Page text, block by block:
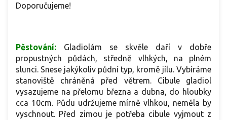
Doporučujeme!
Pěstování:
Gladiolám se skvěle daří v dobře
propustných půdách, středně vlhkých, na plném
slunci. Snese jakýkoliv půdní typ, kromě jílu. Vybíráme
stanoviště chráněná před větrem. Cibule gladiol
vysazujeme na přelomu března a dubna, do hloubky
cca 10cm. Půdu udržujeme mírně vlhkou, neměla by
vyschnout. Před zimou je potřeba cibule vyjmout z